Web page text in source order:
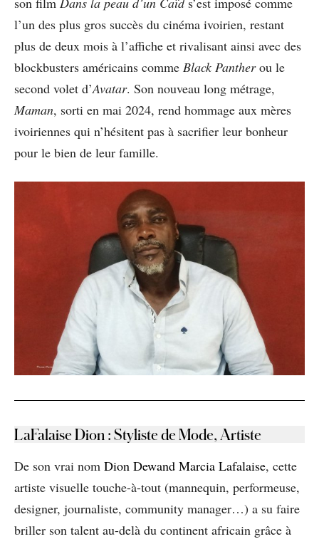
l’un des plus gros succès du cinéma ivoirien, restant
plus de deux mois à l’affiche et rivalisant ainsi avec des
blockbusters américains comme Black Pantherou le
second volet d’Avatar. Son nouveau long métrage,
Maman, sorti en mai 2024, rend hommage aux mères
ivoiriennes qui n’hésitent pas à sacrifier leur bonheur
pour le bien de leur famille.
LaFalaise Dion : Styliste de Mode, Artiste
De son vrai nom Dion Dewand Marcia Lafalaise, cette
artiste visuelle touche-à-tout (mannequin, performeuse,
designer, journaliste, community manager…) a su faire
briller son talent au-delà du continent africain grâce à